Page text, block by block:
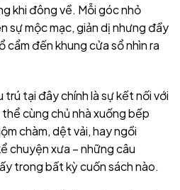
khi đông về. Mỗi góc nhỏ
sự mộc mạc, giản dị nhưng đầy
cẩm đến khung cửa sổ nhìn ra
tại đây chính là sự kết nối với
cùng chủ nhà xuống bếp
chàm, dệt vải, hay ngồi
chuyện xưa – những câu
trong bất kỳ cuốn sách nào.